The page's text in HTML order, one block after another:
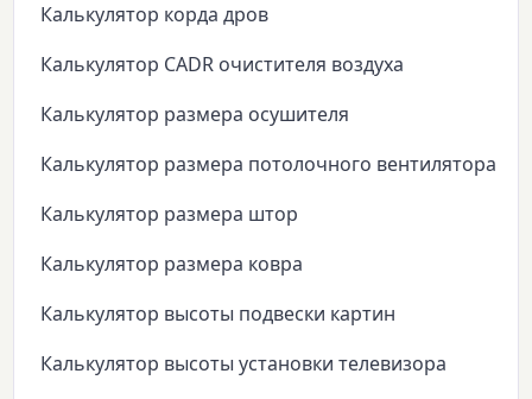
Калькулятор корда дров
Калькулятор CADR очистителя воздуха
Калькулятор размера осушителя
Калькулятор размера потолочного вентилятора
Калькулятор размера штор
Калькулятор размера ковра
Калькулятор высоты подвески картин
Калькулятор высоты установки телевизора